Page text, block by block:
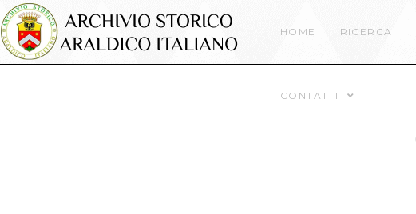
HOME RICERCA
CONTATTI